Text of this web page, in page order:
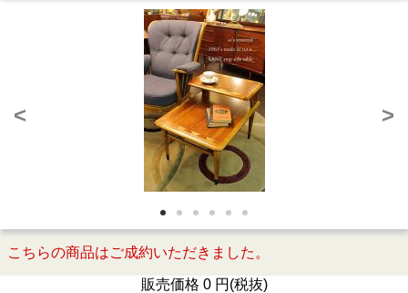
< >
こちらの商品はご成約いただきました。
販売価格 0 円(税抜)